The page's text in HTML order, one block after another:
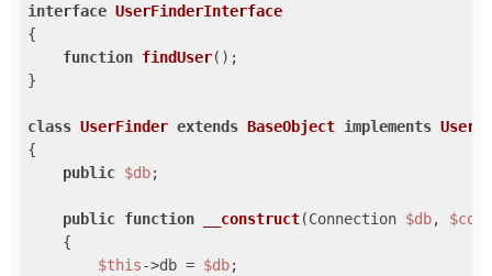
interface UserFinderInterface
{
function findUser() ;
}
class UserFinder extends BaseObject implements
{
public $db;
public function __construct(Connection $db,
{
$this->db = $db;